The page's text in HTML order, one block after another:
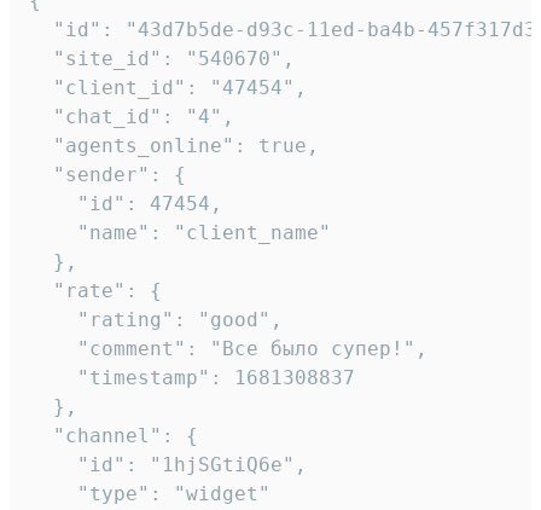
"id": "43d7b5de-d93c-11ed-ba4b-
  "site_id": "540670",
  "client_id": "47454",
  "chat_id": "4",
  "agents_online": true,
  "sender": {
    "id": 47454,
    "name": "client_name"
  },
  "rate": {
    "rating": "good",
    "comment": "Все было супер!",
    "timestamp": 1681308837
  },
  "channel": {
    "id": "1hjSGtiQ6e",
    "type": "widget"